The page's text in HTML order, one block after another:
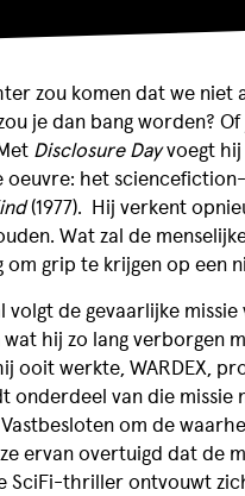
zou komen dat we niet
je dan bang worden?
Disclosure Dayvoegt hij
oeuvre: het
(1977). Hij verkent
Wat zal de
om grip te krijgen op een
volgt de gevaarlijke
hij zo lang verborgen
ooit werkte, WARDEX,
onderdeel van die
om de
ervan overtuigd dat de
SciFi-thriller ontvouwt